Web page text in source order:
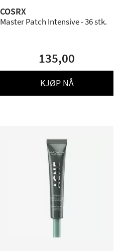
COSRX
Master Patch Intensive - 36 stk.
135,00
KJØP NÅ